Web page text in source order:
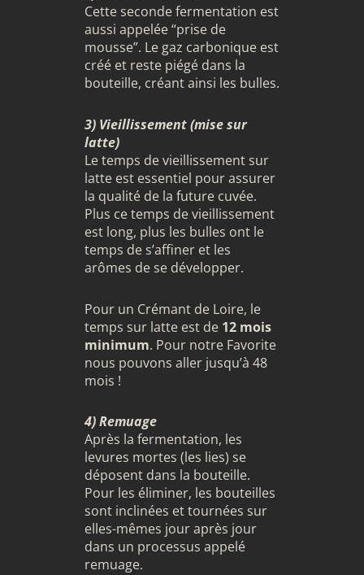
Cette seconde fermentation est
aussi appelée “prise de
mousse”. Le gaz carbonique est
créé et reste piégé dans la
bouteille, créant ainsi les bulles.
3) Vieillissement (mise sur
latte)
Le temps de vieillissement sur
latte est essentiel pour assurer
la qualité de la future cuvée.
Plus ce temps de vieillissement
est long, plus les bulles ont le
temps de s’affiner et les
arômes de se développer.
Pour un Crémant de Loire, le
temps sur latte est de 12 mois
minimum. Pour notre Favorite
nous pouvons aller jusqu’à 48
mois !
4) Remuage
Après la fermentation, les
levures mortes (les lies) se
déposent dans la bouteille.
Pour les éliminer, les bouteilles
sont inclinées et tournées sur
elles-mêmes jour après jour
dans un processus appelé
remuage.